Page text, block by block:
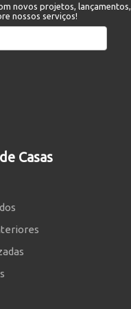
novos projetos, lançamentos,
nossos serviços!
Casas